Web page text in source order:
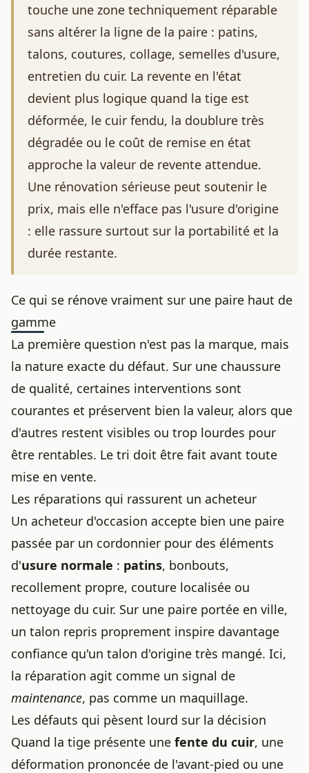
touche une zone techniquement réparable
sans altérer la ligne de la paire : patins,
talons, coutures, collage, semelles d'usure,
entretien du cuir. La revente en l'état
devient plus logique quand la tige est
déformée, le cuir fendu, la doublure très
dégradée ou le coût de remise en état
approche la valeur de revente attendue.
Une rénovation sérieuse peut soutenir le
prix, mais elle n'efface pas l'usure d'origine
: elle rassure surtout sur la portabilité et la
durée restante.
Ce qui se rénove vraiment sur une paire haut de
gamme
La première question n'est pas la marque, mais
la nature exacte du défaut. Sur une chaussure
de qualité, certaines interventions sont
courantes et préservent bien la valeur, alors que
d'autres restent visibles ou trop lourdes pour
être rentables. Le tri doit être fait avant toute
mise en vente.
Les réparations qui rassurent un acheteur
Un acheteur d'occasion accepte bien une paire
passée par un cordonnier pour des éléments
d'usure normale : patins, bonbouts,
recollement propre, couture localisée ou
nettoyage du cuir. Sur une paire portée en ville,
un talon repris proprement inspire davantage
confiance qu'un talon d'origine très mangé. Ici,
la réparation agit comme un signal de
maintenance, pas comme un maquillage.
Les défauts qui pèsent lourd sur la décision
Quand la tige présente une fente du cuir, une
déformation prononcée de l'avant-pied ou une